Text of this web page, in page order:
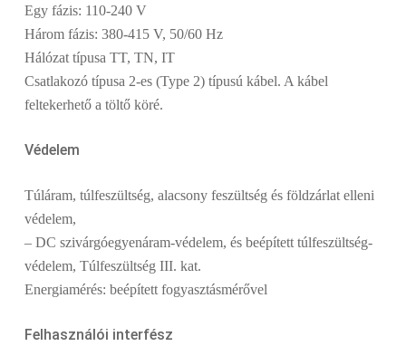
Egy fázis: 110-240 V
Három fázis: 380-415 V, 50/60 Hz
Hálózat típusa TT, TN, IT
Csatlakozó típusa 2-es (Type 2) típusú kábel. A kábel
feltekerhető a töltő köré.
Védelem
Túláram, túlfeszültség, alacsony feszültség és földzárlat elleni
védelem,
– DC szivárgóegyenáram-védelem, és beépített túlfeszültség-
védelem, Túlfeszültség III. kat.
Energiamérés: beépített fogyasztásmérővel
Felhasználói interfész